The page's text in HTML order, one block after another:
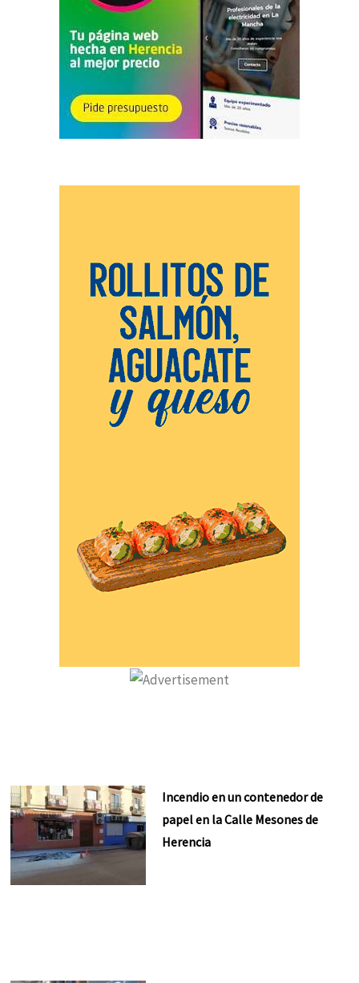
Incendio en un contenedor de
papel en la Calle Mesones de
Herencia